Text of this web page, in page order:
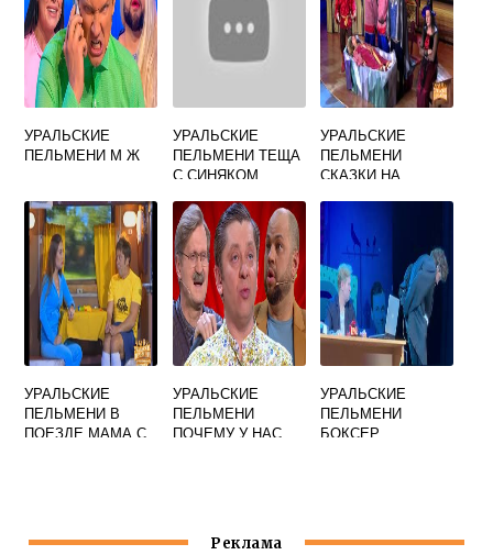
УРАЛЬСКИЕ
ПЕЛЬМЕНИ М Ж
УРАЛЬСКИЕ
ПЕЛЬМЕНИ ТЕЩА
С СИНЯКОМ
УРАЛЬСКИЕ
ПЕЛЬМЕНИ
СКАЗКИ НА
БЕСПЛАТНО
УРАЛЬСКИЕ
ПЕЛЬМЕНИ В
ПОЕЗДЕ МАМА С
УРАЛЬСКИЕ
ПЕЛЬМЕНИ
ПОЧЕМУ У НАС
УРАЛЬСКИЕ
ПЕЛЬМЕНИ
БОКСЕР
Реклама